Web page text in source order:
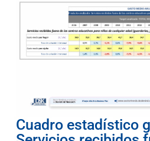
Cuadro estadístico